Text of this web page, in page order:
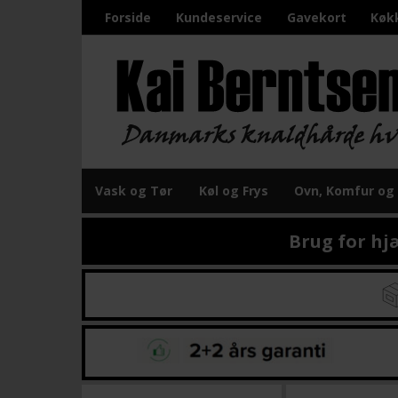
Forside Kundeservice Gavekort
Vask og Tør Køl og Frys Ovn, Komfur
Brug for